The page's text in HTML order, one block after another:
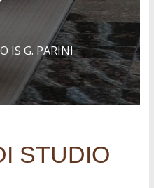
IS G. PARINI
STUDIO